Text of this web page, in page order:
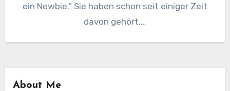
ein Newbie.“ Sie haben schon seit einiger Zeit
davon gehört,…
About Me